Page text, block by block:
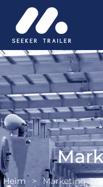
Heim > Marketing-